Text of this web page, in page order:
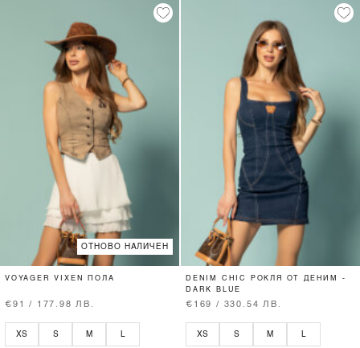
ОТНОВО НАЛИЧЕН
VOYAGER VIXEN ПОЛА
€91 / 177.98 ЛВ.
XS S M
DENIM CHIC РОКЛЯ ОТ ДЕНИМ -
DARK BLUE
€169 / 330.54 ЛВ.
XS S M